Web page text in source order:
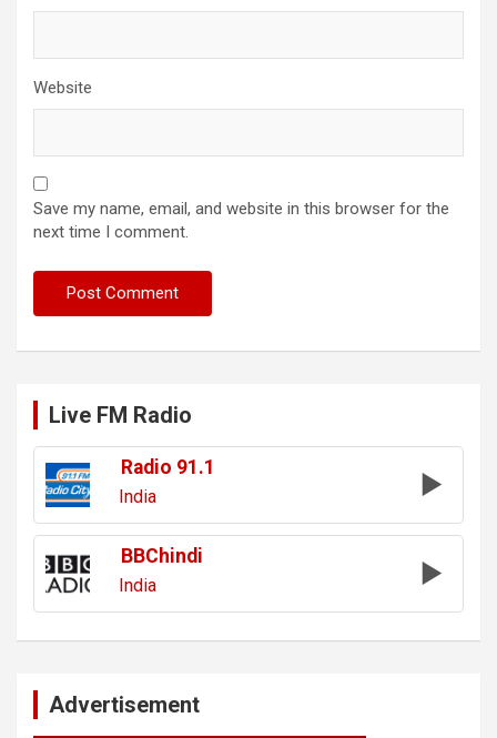
Website
Save my name, email, and website in this browser for the
next time I comment.
Live FM Radio
Radio 91.1
India
BBChindi
India
Advertisement